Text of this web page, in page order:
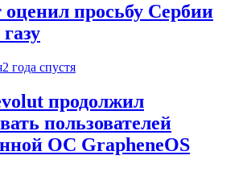
оценил просьбу Сербии
2 года спустя
продолжил
пользователей
ОС GrapheneOS